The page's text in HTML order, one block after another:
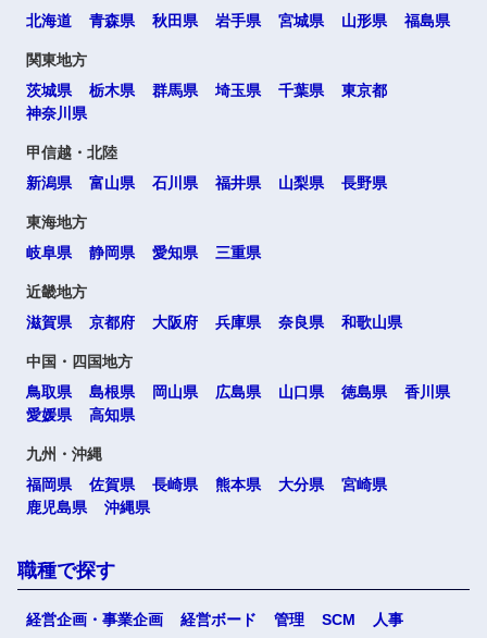
北海道
青森県 秋田県 岩手県 宮城県 山形県 福島県
関東地方
茨城県
栃木県 群馬県 埼玉県 千葉県
東京都
神奈川県
甲信越・北陸
新潟県
富山県 石川県 福井県 山梨県 長野県
東海地方
岐阜県
静岡県 愛知県 三重県
近畿地方
滋賀県
京都府 大阪府 兵庫県 奈良県 和歌山県
中国・四国地方
鳥取県
島根県 岡山県 広島県 山口県 徳島県
香川県
愛媛県
高知県
九州・沖縄
福岡県
佐賀県 長崎県 熊本県 大分県
宮崎県
鹿児島県
沖縄県
職種で探す
経営企画・事業企画 経営ボード 管理 SCM
人事